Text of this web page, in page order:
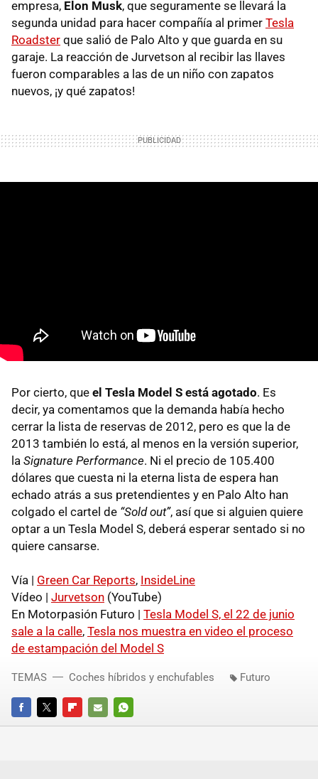
empresa, Elon Musk, que seguramente se llevará la
segunda unidad para hacer compañía al primer Tesla
Roadster que salió de Palo Alto y que guarda en su
garaje. La reacción de Jurvetson al recibir las llaves
fueron comparables a las de un niño con zapatos
nuevos, ¡y qué zapatos!
Por cierto, que el Tesla Model S está agotado. Es
decir, ya comentamos que la demanda había hecho
cerrar la lista de reservas de 2012, pero es que la de
2013 también lo está, al menos en la versión superior,
la Signature Performance. Ni el precio de 105.400
dólares que cuesta ni la eterna lista de espera han
echado atrás a sus pretendientes y en Palo Alto han
colgado el cartel de “Sold out”, así que si alguien quiere
optar a un Tesla Model S, deberá esperar sentado si no
quiere cansarse.
Vía | Green Car Reports, InsideLine
Vídeo | Jurvetson (YouTube)
En Motorpasión Futuro | Tesla Model S, el 22 de junio
sale a la calle, Tesla nos muestra en video el proceso
de estampación del Model S
FACEBOOKTWITTERFLIPBOARD
E-
WHATSAPP
TEMAS Coches híbridos y enchufables Futuro